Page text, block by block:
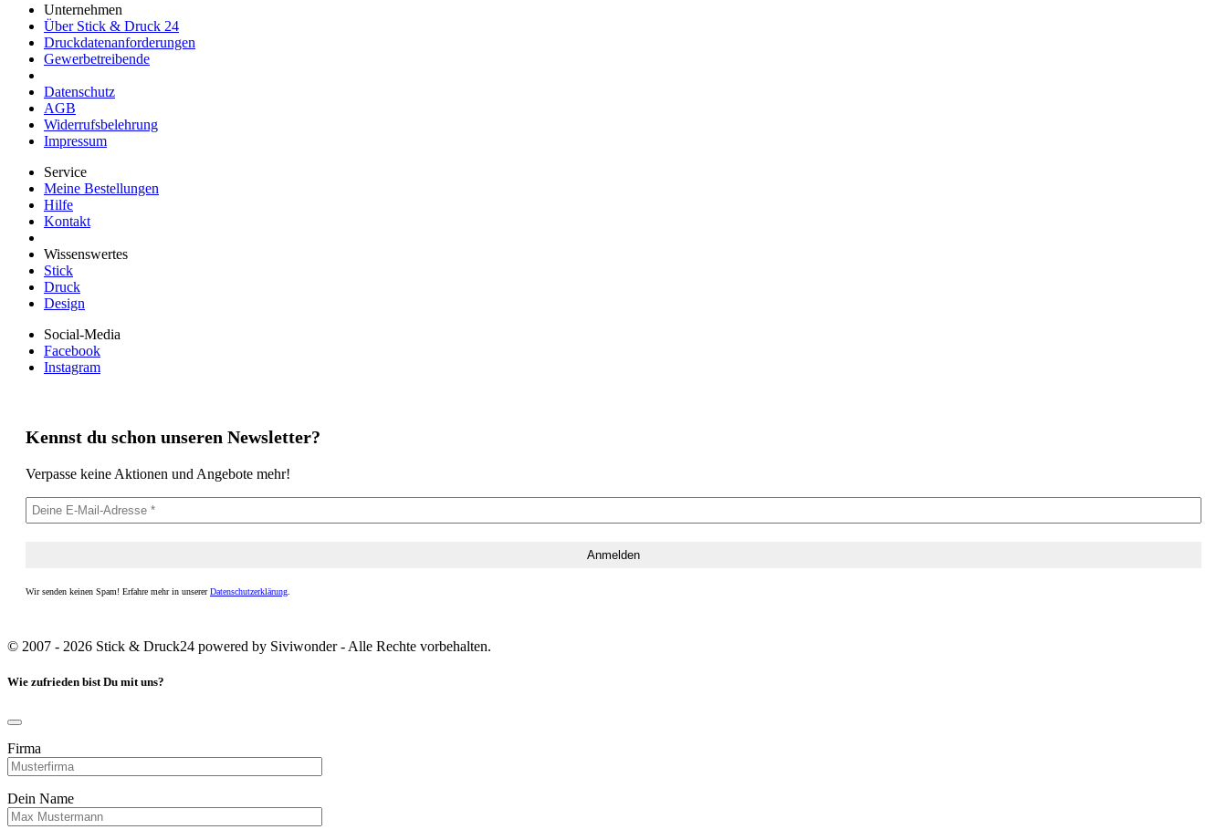
Unternehmen
Über Stick & Druck 24
Druckdatenanforderungen
Gewerbetreibende
Datenschutz
AGB
Widerrufsbelehrung
Impressum
Service
Meine Bestellungen
Hilfe
Kontakt
Wissenswertes
Stick
Druck
Design
Social-Media
Facebook
Instagram
Kennst du schon unseren Newsletter?
Verpasse keine Aktionen und Angebote mehr!
Wir senden keinen Spam! Erfahre mehr in unsererDatenschutzerklärung
© 2007 - 2026 Stick & Druck24 powered by Siviwonder - Alle Rechte vorbehalten.
Wie zufrieden bist Du mit uns?
Firma
Dein Name